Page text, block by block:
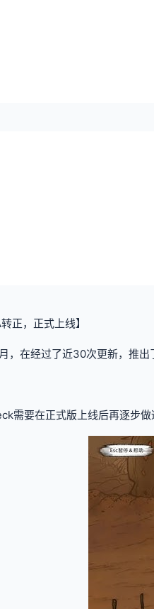
正，正式上线】
，在经过了近30次更新，推
需要在正式版上线后再逐步